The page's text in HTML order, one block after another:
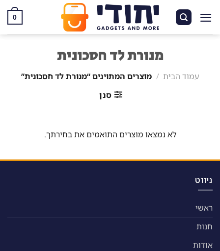
0
מנורת לד חסכונית
עמוד הבית / מוצרים המתויגים “מנורת לד חסכונית”
סנן
לא נמצאו מוצרים התואמים את בחירתך.
ניווט
ראשי
חנות
אודות